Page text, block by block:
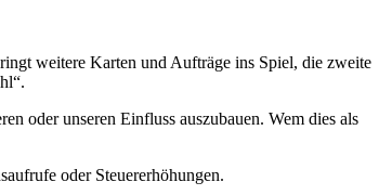
weitere Karten und Aufträge ins Spiel, die zweite
oder unseren Einfluss auszubauen. Wem dies als
oder Steuererhöhungen.